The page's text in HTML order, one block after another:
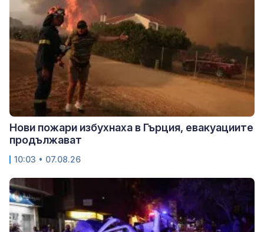
Нови пожари избухнаха в Гърция, евакуациите
продължават
10:03 • 07.08.26